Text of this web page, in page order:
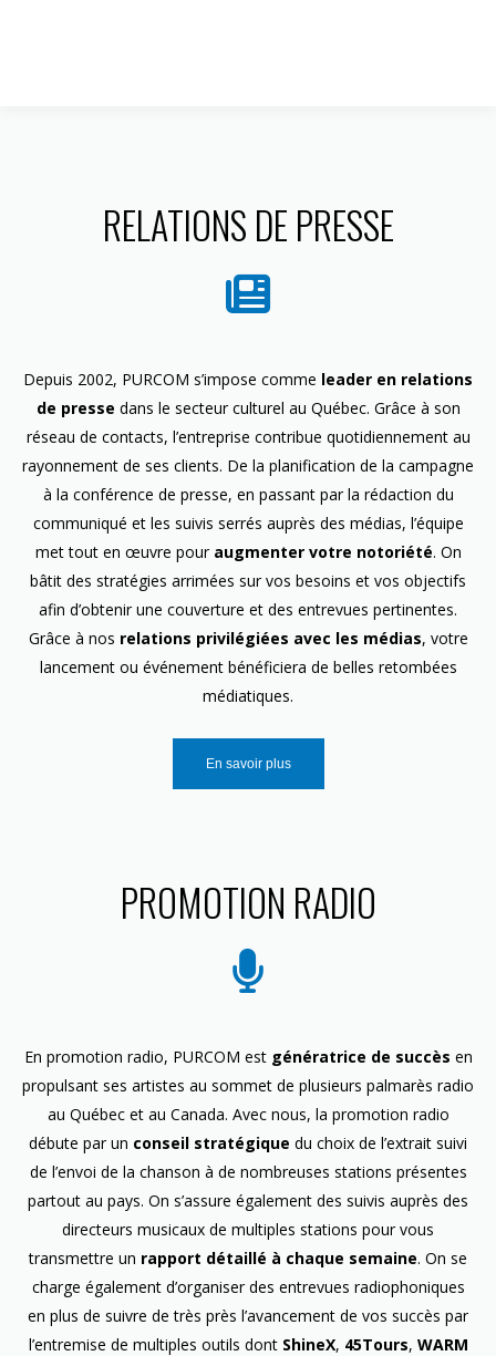
RELATIONS DE PRESSE
Depuis 2002, PURCOM s’impose comme leader en relations
de presse dans le secteur culturel au Québec. Grâce à son
réseau de contacts, l’entreprise contribue quotidiennement au
rayonnement de ses clients. De la planification de la campagne
à la conférence de presse, en passant par la rédaction du
communiqué et les suivis serrés auprès des médias, l’équipe
met tout en œuvre pour augmenter votre notoriété. On
bâtit des stratégies arrimées sur vos besoins et vos objectifs
afin d’obtenir une couverture et des entrevues pertinentes.
Grâce à nos relations privilégiées avec les médias, votre
lancement ou événement bénéficiera de belles retombées
médiatiques.
En savoir plus
PROMOTION RADIO
En promotion radio, PURCOM est génératrice de succès en
propulsant ses artistes au sommet de plusieurs palmarès radio
au Québec et au Canada. Avec nous, la promotion radio
débute par un conseil stratégique du choix de l’extrait suivi
de l’envoi de la chanson à de nombreuses stations présentes
partout au pays. On s’assure également des suivis auprès des
directeurs musicaux de multiples stations pour vous
transmettre un rapport détaillé à chaque semaine. On se
charge également d’organiser des entrevues radiophoniques
en plus de suivre de très près l’avancement de vos succès par
l’entremise de multiples outils dont ShineX, 45Tours, WARM